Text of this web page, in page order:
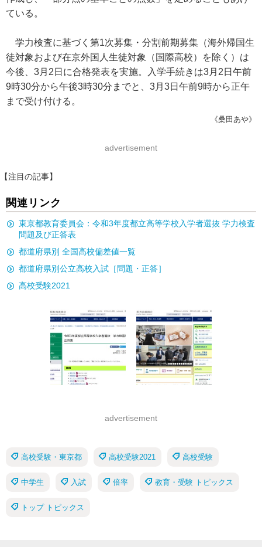
ている。
学力検査に基づく第1次募集・分割前期募集（海外帰国生
徒対象および在京外国人生徒対象（国際高校）を除く）は
今後、3月2日に合格発表を実施。入学手続きは3月2日午前
9時30分から午後3時30分までと、3月3日午前9時から正午
まで受け付ける。
《桑田あや》
advertisement
【注目の記事】
関連リンク
東京都教育委員会：令和3年度都立高等学校入学者選抜 学力検査
問題及び正答表
都道府県別 全国高校偏差値一覧
都道府県別公立高校入試［問題・正答］
高校受験2021
advertisement
高校受験・東京都 高校受験2021 高校受験
中学生 入試 倍率 教育・受験 トピックス
トップ トピックス